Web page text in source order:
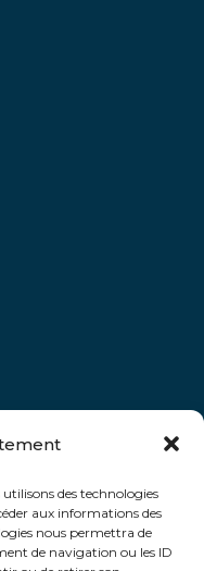
des technologies
aux informations des
nous permettra de
de navigation ou les ID